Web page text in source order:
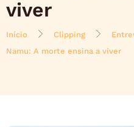
viver
Início Clipping
Namu: A morte ensina a viver